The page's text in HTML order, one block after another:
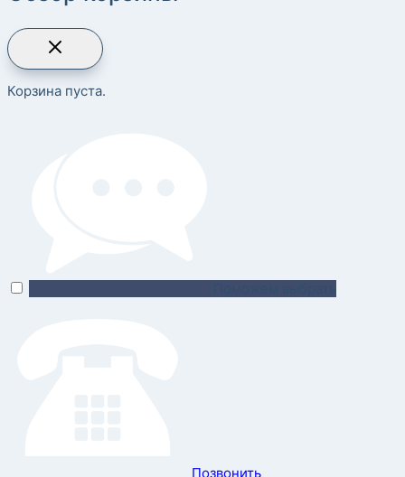
Корзина пуста.
Позвонить